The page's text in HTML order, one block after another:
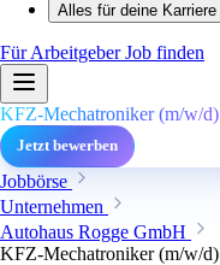
Alles für deine Karriere
Für ArbeitgeberJob finden
KFZ-Mechatroniker (m/w/d)
Jetzt bewerben
Jobbörse
Unternehmen
Autohaus Rogge GmbH
KFZ-Mechatroniker (m/w/d)